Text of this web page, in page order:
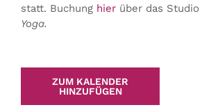
statt. Buchung hierüber das Studio
Yoga.
ZUM KALENDER
HINZUFÜGEN